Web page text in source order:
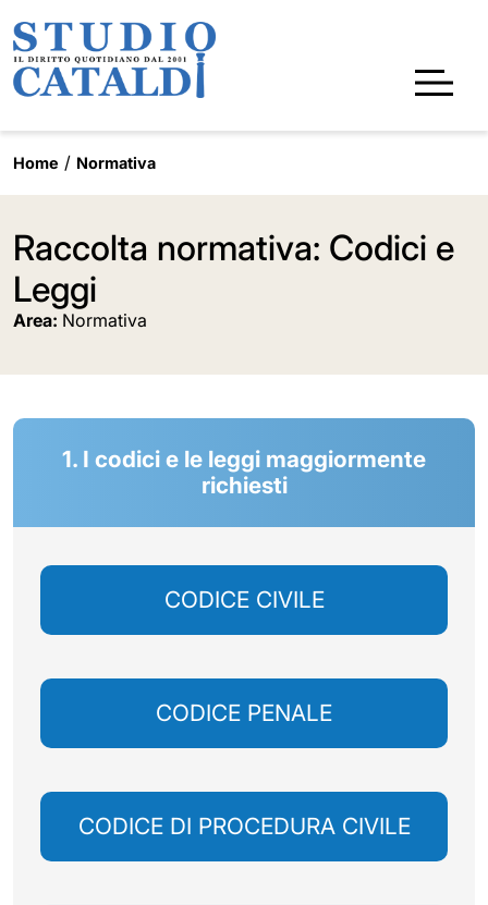
Home Normativa
Raccolta normativa: Codici e
Leggi
Area: Normativa
1. I codici e le leggi maggiormente
richiesti
CODICE CIVILE
CODICE PENALE
CODICE DI PROCEDURA CIVILE